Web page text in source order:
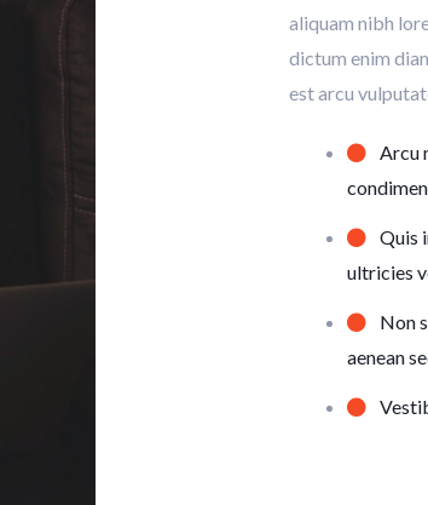
aliquam nibh
dictum enim
est arcu
Arcu
Quis
ultricies
Non
aenean